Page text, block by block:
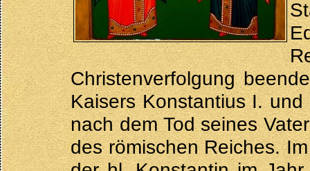
Christenverfolgung
Kaisers Konstantius I.
nach dem Tod seines
des römischen Reiches.